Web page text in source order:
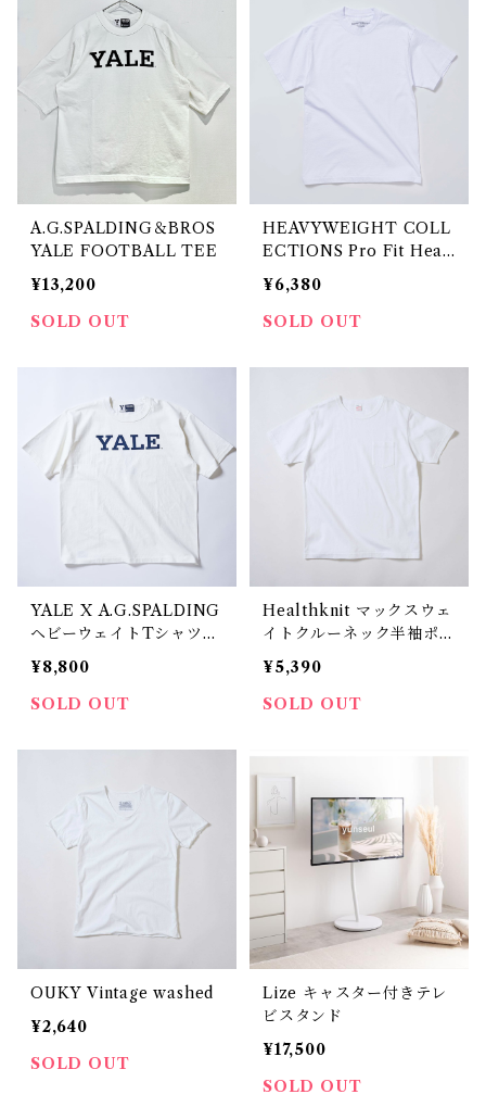
A.G.SPALDING＆BROS
YALE FOOTBALL TEE
¥13,200
SOLD OUT
HEAVYWEIGHT COLL
ECTIONS Pro Fit Heav
yweight Tee
¥6,380
SOLD OUT
YALE X A.G.SPALDING
ヘビーウェイトTシャツ
WHITE
¥8,800
SOLD OUT
Healthknit マックスウェ
イトクルーネック半袖ポケ
ットTシャツ
¥5,390
SOLD OUT
OUKY Vintage washed
¥2,640
SOLD OUT
Lize キャスター付きテレ
ビスタンド
¥17,500
SOLD OUT